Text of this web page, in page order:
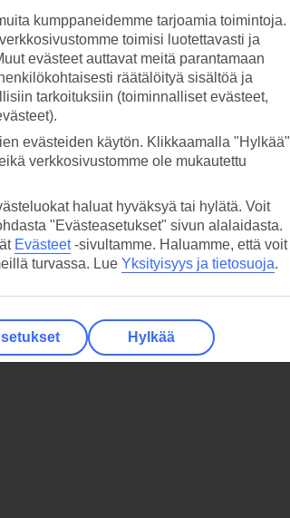
kumppaneidemme tarjoamia toimintoja.
toimisi luotettavasti ja
evästeet auttavat meitä parantamaan
räätälöityä sisältöä ja
tarkoituksiin (toiminnalliset evästeet,
evästeiden käytön. Klikkaamalla "Hylkää"
verkkosivustomme ole mukautettu
haluat hyväksyä tai hylätä. Voit
"Evästeasetukset" sivun alalaidasta.
Evästeet-sivultamme. Haluamme, että voit
turvassa. Lue Yksityisyys ja tietosuoja.
Hylkää